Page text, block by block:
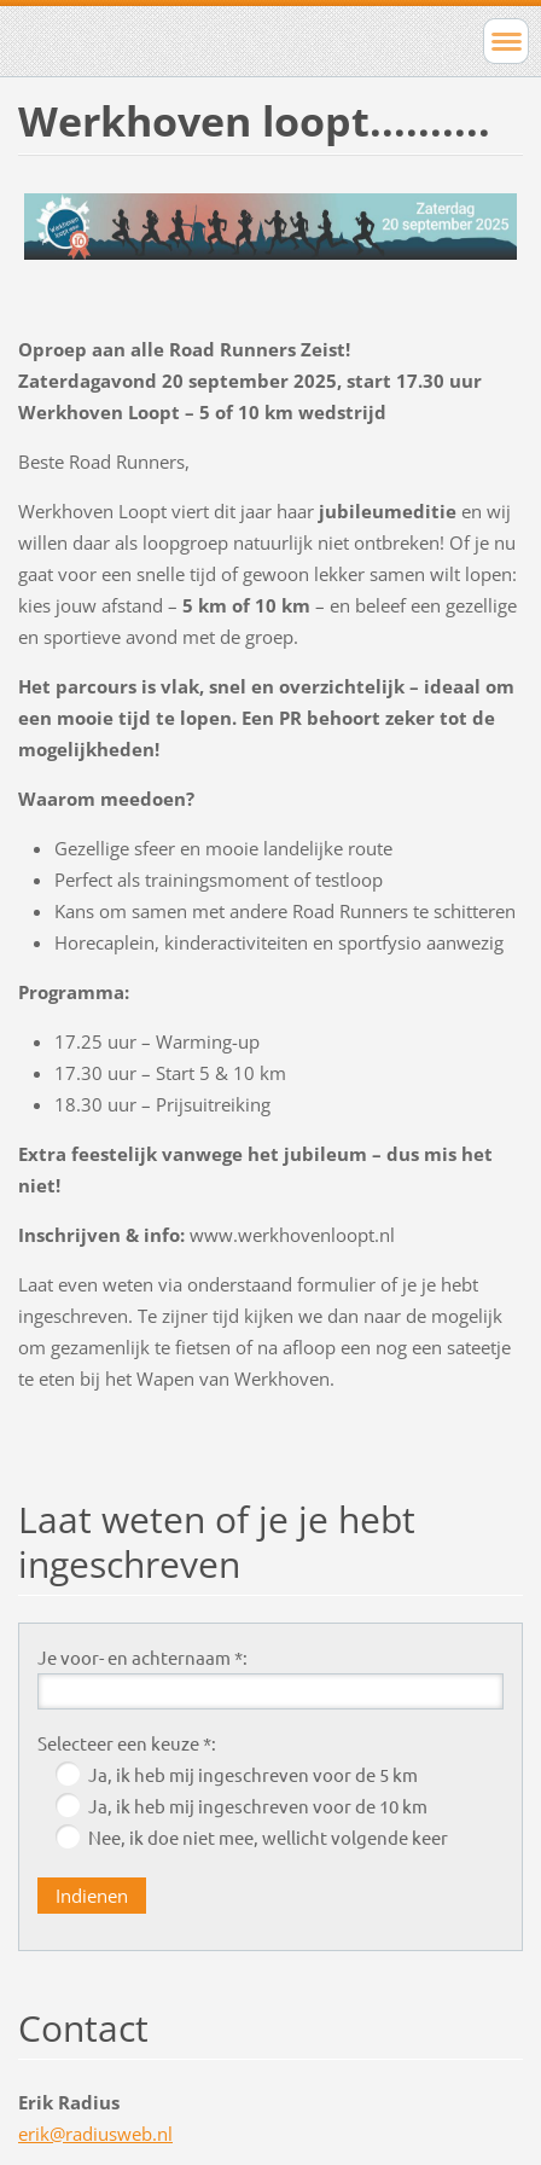
Werkhoven loopt..........
Oproep aan alle Road Runners Zeist!
Zaterdagavond 20 september 2025, start 17.30 uur
Werkhoven Loopt – 5 of 10 km wedstrijd
Beste Road Runners,
Werkhoven Loopt viert dit jaar haar jubileumeditieen wij
willen daar als loopgroep natuurlijk niet ontbreken! Of je nu
gaat voor een snelle tijd of gewoon lekker samen wilt lopen:
kies jouw afstand – 5 km of 10 km – en beleef een gezellige
en sportieve avond met de groep.
Het parcours is vlak, snel en overzichtelijk – ideaal om
een mooie tijd te lopen. Een PR behoort zeker tot de
mogelijkheden!
Waarom meedoen?
Gezellige sfeer en mooie landelijke route
Perfect als trainingsmoment of testloop
Kans om samen met andere Road Runners te schitteren
Horecaplein, kinderactiviteiten en sportfysio aanwezig
Programma:
17.25 uur – Warming-up
17.30 uur – Start 5 & 10 km
18.30 uur – Prijsuitreiking
Extra feestelijk vanwege het jubileum – dus mis het
niet!
Inschrijven & info:www.werkhovenloopt.nl
Laat even weten via onderstaand formulier of je je hebt
ingeschreven. Te zijner tijd kijken we dan naar de mogelijk
om gezamenlijk te fietsen of na afloop een nog een sateetje
te eten bij het Wapen van Werkhoven.
Laat weten of je je hebt
ingeschreven
Je voor- en achternaam *:
Selecteer een keuze *:
Ja, ik heb mij ingeschreven voor de 5 km
Ja, ik heb mij ingeschreven voor de 10 km
Nee, ik doe niet mee, wellicht volgende keer
Contact
Erik Radius
erik@radiusweb.nl